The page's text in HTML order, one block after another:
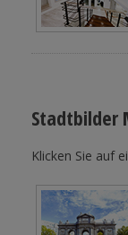
Stadtbilder
Klicken Sie auf